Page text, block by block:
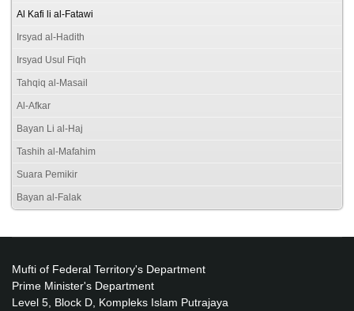
Al Kafi li al-Fatawi
Irsyad al-Hadith
Irsyad Usul Fiqh
Tahqiq al-Masail
Al-Afkar
Bayan Li al-Haj
Tashih al-Mafahim
Suara Pemikir
Bayan al-Falak
Mufti of Federal Territory's Department
Prime Minister's Department
Level 5, Block D, Kompleks Islam Putrajaya